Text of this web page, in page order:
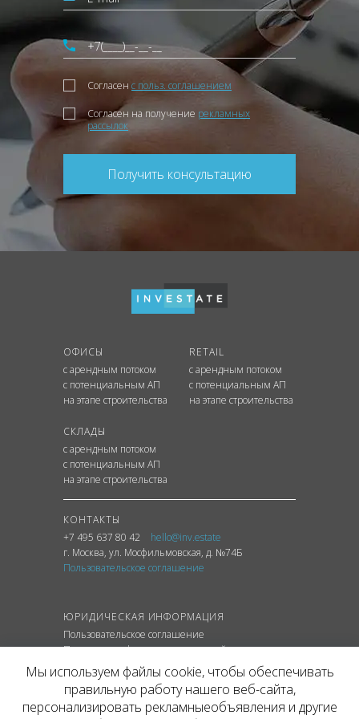
Согласен с польз. соглашением
Согласен на получение рекламных
рассылок
Получить консультацию
ОФИСЫ
с арендным потоком
с потенциальным АП
на этапе строительства
RETAIL
с арендным потоком
с потенциальным АП
на этапе строительства
СКЛАДЫ
с арендным потоком
с потенциальным АП
на этапе строительства
КОНТАКТЫ
+7 495 637 80 42
hello@inv.estate
г. Москва, ул. Мосфильмовская, д. №74Б
Пользовательское соглашение
ЮРИДИЧЕСКАЯ ИНФОРМАЦИЯ
Пользовательское соглашение
Политика конфиденциальности сайта
Политика обработки персональных данных
Мы используем файлы cookie, чтобы обеспечивать
правильную работу нашего веб-сайта,
персонализировать рекламныеобъявления и другие